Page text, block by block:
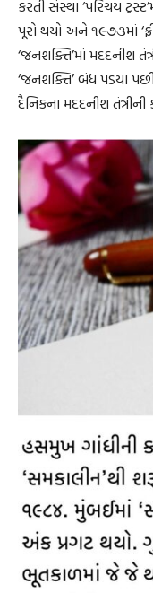
કરતી સંસ્થા ‘પરિચય
પૂરો થયો અને ૧૯૭૩માં
‘જનશક્તિ’માં મદદનીશ
‘જનશક્તિ’ બંધ પડયા
દૈનિકના મદદનીશ તંત્રીની